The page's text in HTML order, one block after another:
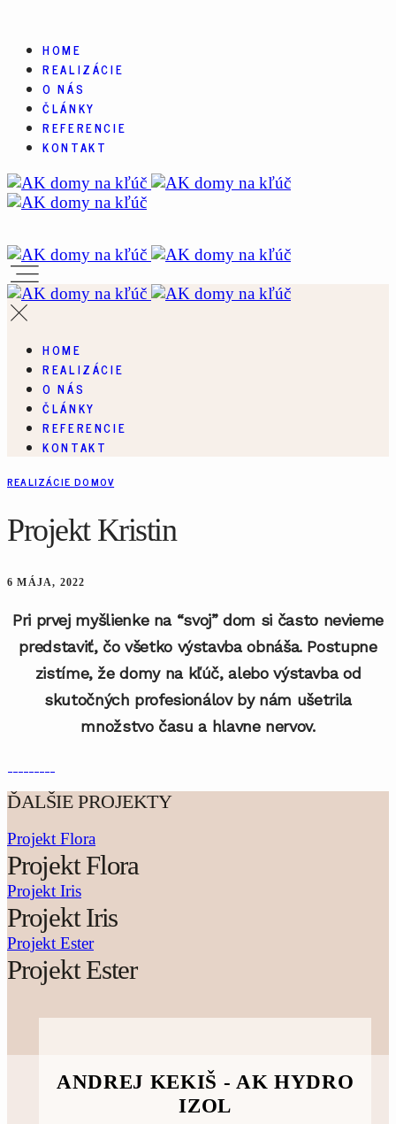
HOME
REALIZÁCIE
O NÁS
ČLÁNKY
REFERENCIE
KONTAKT
HOME
REALIZÁCIE
O NÁS
ČLÁNKY
REFERENCIE
KONTAKT
REALIZÁCIE DOMOV
Projekt Kristin
6 MÁJA, 2022
Pri prvej myšlienke na “svoj” dom si často nevieme
predstaviť, čo všetko výstavba obnáša. Postupne
zistíme, že domy na kľúč, alebo výstavba od
skutočných profesionálov by nám ušetrila
množstvo času a hlavne nervov.
ĎALŠIE PROJEKTY
Projekt Flora
Projekt Flora
Projekt Iris
Projekt Iris
Projekt Ester
Projekt Ester
ANDREJ KEKIŠ - AK HYDRO
IZOL